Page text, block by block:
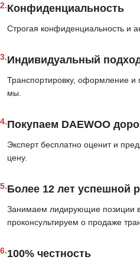
2.Конфиденциальность
Строгая конфиденциальность и
3.Индивидуальный
Транспортировку, оформление
мы.
4.Покупаем DAEWOO
Эксперт бесплатно оценит и
цену.
5.Более 12 лет успешной
Занимаем лидирующие позиции
проконсультируем о продаже
6.100% честность